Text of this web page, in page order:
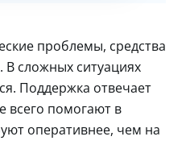
проблемы, средства
В сложных ситуациях
Поддержка отвечает
всего помогают в
оперативнее, чем на